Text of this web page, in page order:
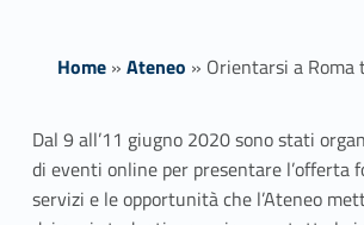
Home» Ateneo » Orientarsi a Roma
O
r
Dal 9 all’11 giugno 2020 sono stati
di eventi online per presentare l’offerta
servizi e le opportunità che l’Ateneo